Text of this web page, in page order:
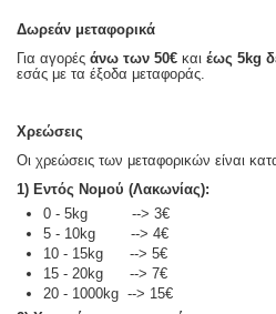
Δωρεάν μεταφορικά
Για αγορέςάνω των 50€ καιέως 5kg
εσάς με τα έξοδα μεταφοράς.
Χρεώσεις
Οι χρεώσεις των μεταφορικών είναι
1) Εντός Νομού (Λακωνίας):
0 - 5kg --> 3€
5 - 10kg --> 4€
10 - 15kg --> 5€
15 - 20kg --> 7€
20 - 1000kg --> 15€